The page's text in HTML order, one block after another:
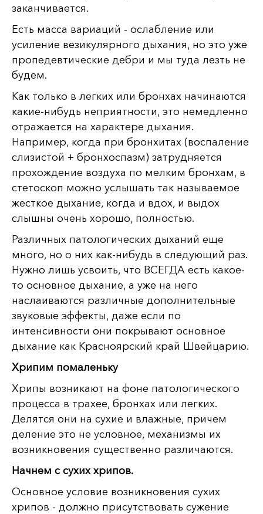
заканчивается.
Есть масса вариаций - ослабление или
усиление везикулярного дыхания, но это уже
пропедевтические дебри и мы туда лезть не
будем.
Как только в легких или бронхах начинаются
какие-нибудь неприятности, это немедленно
отражается на характере дыхания.
Например, когда при бронхитах (воспаление
слизистой + бронхоспазм) затрудняется
прохождение воздуха по мелким бронхам, в
стетоскоп можно услышать так называемое
жесткое дыхание, когда и вдох, и выдох
слышны очень хорошо, полностью.
Различных патологических дыханий еще
много, но о них как-нибудь в следующий раз.
Нужно лишь усвоить, что ВСЕГДА есть какое-
то основное дыхание, а уже на него
наслаиваются различные дополнительные
звуковые эффекты, даже если по
интенсивности они покрывают основное
дыхание как Красноярский край Швейцарию.
Хрипим помаленьку
Хрипы возникают на фоне патологического
процесса в трахее, бронхах или легких.
Делятся они на сухие и влажные, причем
деление это не условное, механизмы их
возникновения существенно различаются.
Начнем с сухих хрипов.
Основное условие возникновения сухих
хрипов - должно присутствовать сужение